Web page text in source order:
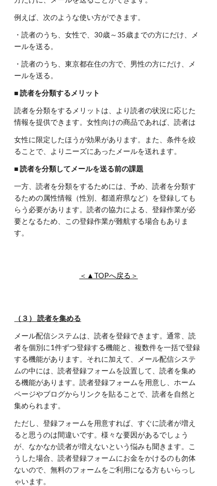
例えば、次のような使い方ができます。
・読者のうち、女性で、30歳～35歳までの方にだけ、メ
ールを送る。
・読者のうち、東京都在住の方で、男性の方にだけ、メ
ールを送る。
■ 読者を分類するメリット
読者を分類をするメリットは、より読者の状況に応じた
情報を提供できます。女性向けの商品であれば、読者は
女性に限定したほうが効果があります。また、条件を絞
ることで、よりニーズにあったメールを送れます。
■ 読者を分類してメールを送る前の課題
一方、読者を分類をするためには、予め、読者を分類す
るための属性情報（性別、都道府県など）を登録しても
らう必要があります。読者の協力による、登録作業が必
要となるため、この登録作業が難航する場合もありま
す。
＜▲TOPへ戻る＞
（３） 読者を集める
メール配信システムは、読者を登録できます。通常、読
者を個別に1件ずつ登録する機能と、複数件を一括で登録
する機能があります。それに加えて、メール配信システ
ムの中には、読者登録フォームを設置して、読者を集め
る機能があります。読者登録フォームを用意し、ホーム
ページやブログからリンクを貼ることで、読者を自然と
集められます。
ただし、登録フォームを用意すれば、すぐに読者が増え
ると思うのは間違いです。様々な要因があるでしょう
が、なかなか読者が増えないという悩みも聞きます。こ
うした場合、読者登録フォームにお金をかけるのも勿体
ないので、無料のフォームをご利用になる方もいらっし
ゃいます。